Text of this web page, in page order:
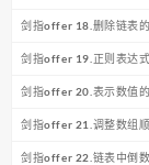
剑指offer 18.删除链表
剑指offer 19.正则表达
剑指offer 20.表示数值
剑指offer 21.调整数组
剑指offer 22.链表中倒